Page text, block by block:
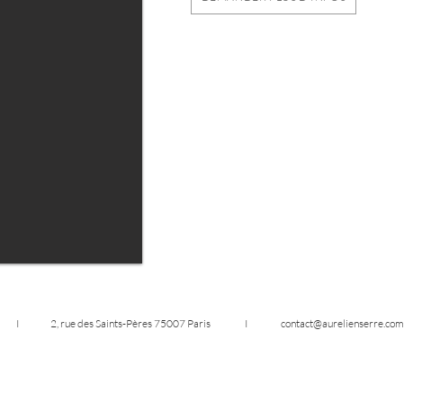
R E I 2, rue des Saints-Pères 75007 Paris I contact@aurelienserre.com